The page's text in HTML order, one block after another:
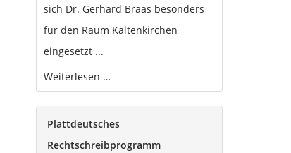
sich Dr. Gerhard Braas besonders
für den Raum Kaltenkirchen
eingesetzt ...
Weiterlesen …
Plattdeutsches
Rechtschreibprogramm